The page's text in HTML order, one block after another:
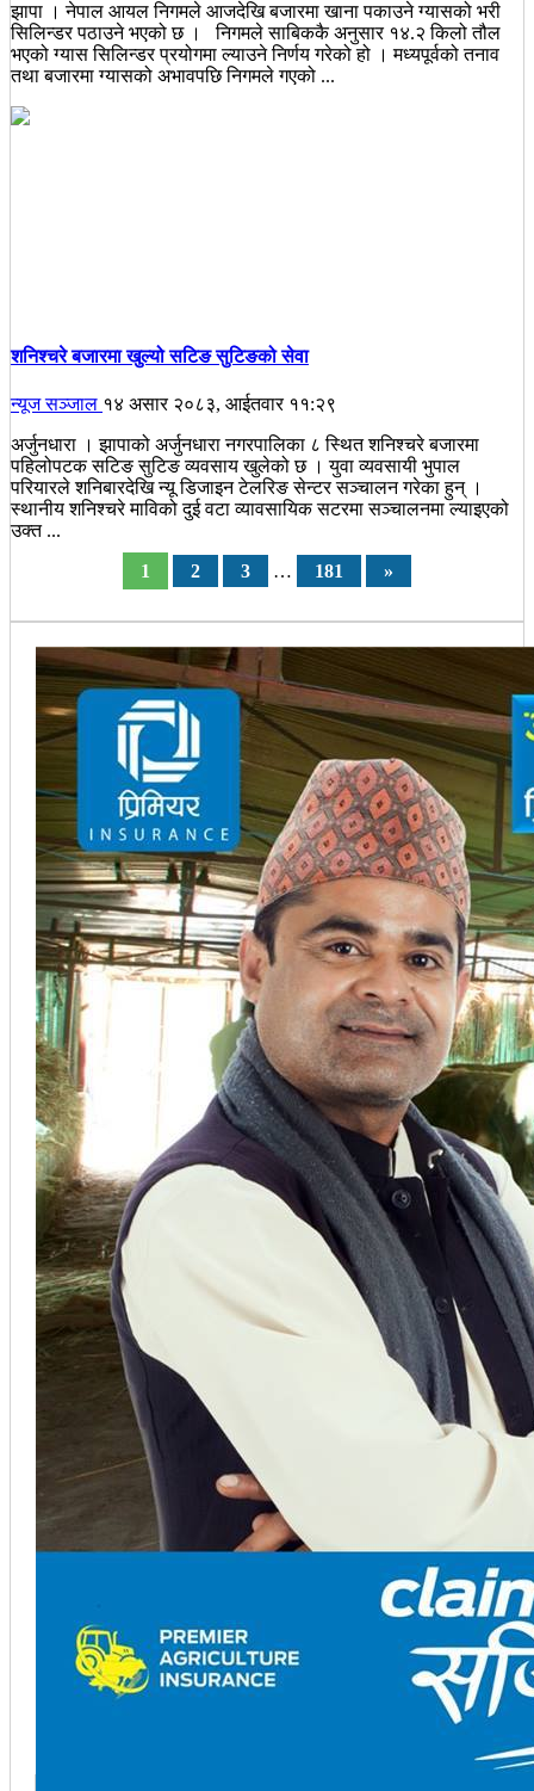
झापा । नेपाल आयल निगमले आजदेखि बजारमा खाना पकाउने ग्यासको भरी
सिलिन्डर पठाउने भएको छ । निगमले साबिककै अनुसार १४.२ किलो तौल
भएको ग्यास सिलिन्डर प्रयोगमा ल्याउने निर्णय गरेको हो । मध्यपूर्वको तनाव
तथा बजारमा ग्यासको अभावपछि निगमले गएको ...
शनिश्चरे बजारमा खुल्यो सटिङ सुटिङको सेवा
न्यूज सञ्जाल १४ असार २०८३, आईतवार ११:२९
अर्जुनधारा । झापाको अर्जुनधारा नगरपालिका ८ स्थित शनिश्चरे बजारमा
पहिलोपटक सटिङ सुटिङ व्यवसाय खुलेको छ । युवा व्यवसायी भुपाल
परियारले शनिबारदेखि न्यू डिजाइन टेलरिङ सेन्टर सञ्चालन गरेका हुन् ।
स्थानीय शनिश्चरे माविको दुई वटा व्यावसायिक सटरमा सञ्चालनमा ल्याइएको
उक्त ...
1
2 3 … 181 »